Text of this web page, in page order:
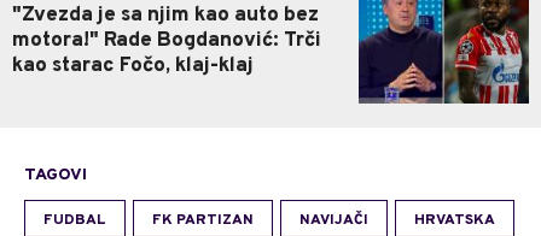
"Zvezda je sa njim kao auto bez
motora!" Rade Bogdanović: Trči
kao starac Fočo, klaj-klaj
TAGOVI
FUDBAL FK PARTIZAN NAVIJAČI HRVATSKA